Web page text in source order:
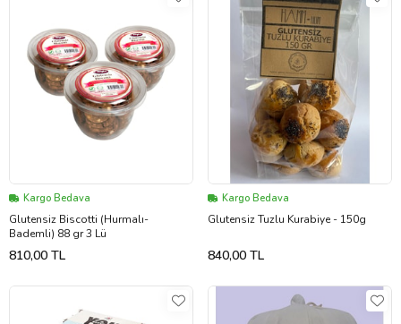
Kargo Bedava
Glutensiz Biscotti (Hurmalı-
Bademli) 88 gr 3 Lü
810,00 TL
Kargo Bedava
Glutensiz Tuzlu Kurabiye - 150g
840,00 TL